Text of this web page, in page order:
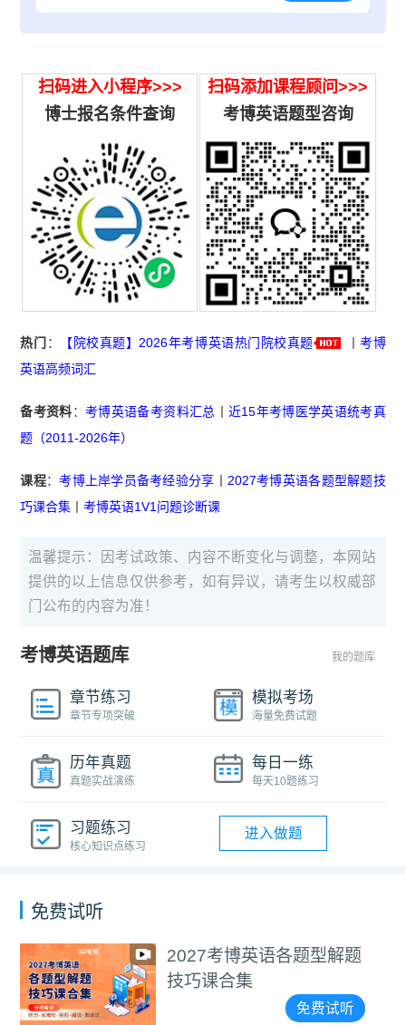
扫码进入小程序>>>
博士报名条件查询
扫码添加课程顾问>>>
考博英语题型咨询
热门 ： 【院校真题】2026年考博英语热门院校真题 丨考博
英语高频词汇
备考资料：考博英语备考资料汇总
近15年考博医学英语统考真
题（2011-2026年）
课程：考博上岸学员备考经验分享
2027考博英语各题型解题技
巧课合集 丨考博英语1V1问题诊断课
温馨提示：因考试政策、内容不断变化与调整，本网站
提供的以上信息仅供参考，如有异议，请考生以权威部
门公布的内容为准！
考博英语题库 我的题库
章节练习
章节专项突破
模拟考场
海量免费试题
历年真题
真题实战演练
每日一练
每天10题练习
习题练习
核心知识点练习
进入做题
免费试听
医学考博4000+词汇朗
视频教程
免费